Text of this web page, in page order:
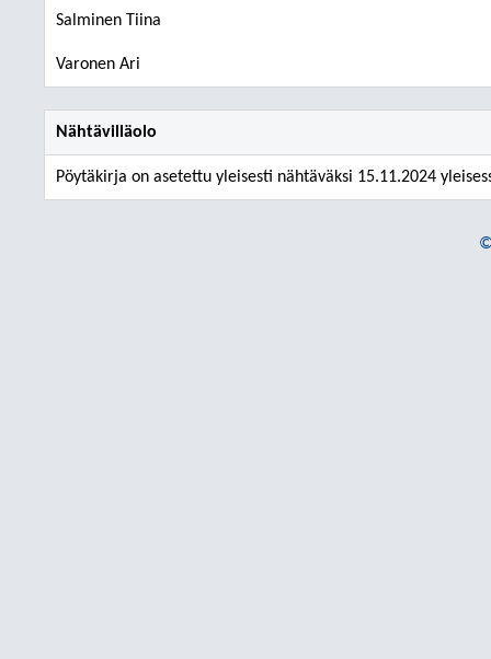
Salminen Tiina
Varonen Ari
Nähtävilläolo
Pöytäkirja on asetettu yleisesti nähtäväksi 15.11.2024